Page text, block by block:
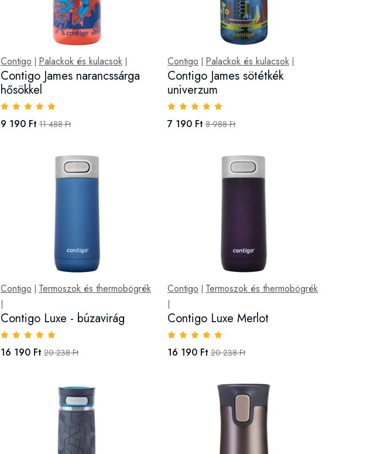
Contigo Palackok és kulacsok|
Contigo James narancssárga
hősökkel
9 190 Ft 11 488 Ft
Contigo Palackok és kulacsok|
Contigo James sötétkék
univerzum
7 190 Ft 8 988 Ft
Contigo Termoszok és thermobögrék
Contigo Luxe - búzavirág
16 190 Ft 20 238 Ft
Contigo Termoszok és thermobögrék
Contigo Luxe Merlot
16 190 Ft 20 238 Ft